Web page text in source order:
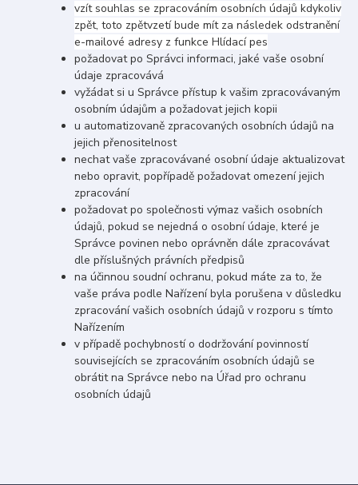
vzít souhlas se zpracováním osobních údajů kdykoliv
zpět, toto zpětvzetí bude mít za následek odstranění
e-mailové adresy z funkce Hlídací pes
požadovat po Správci informaci, jaké vaše osobní
údaje zpracovává
vyžádat si u Správce přístup k vašim zpracovávaným
osobním údajům a požadovat jejich kopii
u automatizovaně zpracovaných osobních údajů na
jejich přenositelnost
nechat vaše zpracovávané osobní údaje aktualizovat
nebo opravit, popřípadě požadovat omezení jejich
zpracování
požadovat po společnosti výmaz vašich osobních
údajů, pokud se nejedná o osobní údaje, které je
Správce povinen nebo oprávněn dále zpracovávat
dle příslušných právních předpisů
na účinnou soudní ochranu, pokud máte za to, že
vaše práva podle Nařízení byla porušena v důsledku
zpracování vašich osobních údajů v rozporu s tímto
Nařízením
v případě pochybností o dodržování povinností
souvisejících se zpracováním osobních údajů se
obrátit na Správce nebo na Úřad pro ochranu
osobních údajů